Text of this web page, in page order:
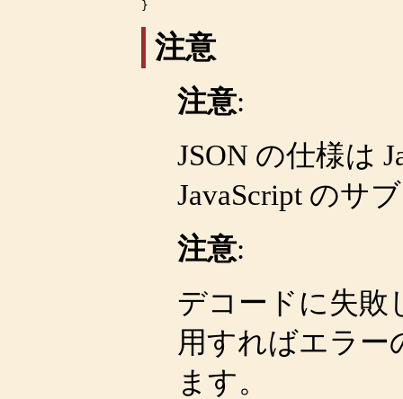
注意
注意:
JSON の仕様は
JavaScript のサ
注意:
デコードに失敗
用すればエラー
ます。